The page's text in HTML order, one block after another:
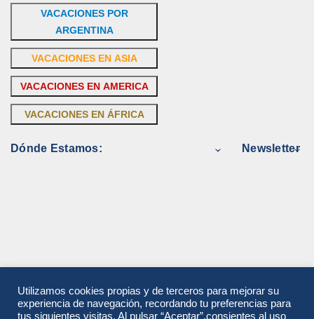
VACACIONES POR
ARGENTINA
VACACIONES EN ASIA
VACACIONES EN AMERICA
VACACIONES EN ÁFRICA
Dónde Estamos: Newsletter
Utilizamos cookies propias y de terceros para mejorar su
experiencia de navegación, recordando tu preferencias para
tus siguientes visitas. Al pulsar “Aceptar”,consientes al uso